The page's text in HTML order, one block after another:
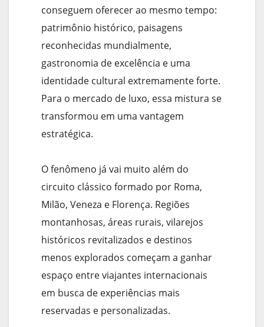
conseguem oferecer ao mesmo tempo:
patrimônio histórico, paisagens
reconhecidas mundialmente,
gastronomia de excelência e uma
identidade cultural extremamente forte.
Para o mercado de luxo, essa mistura se
transformou em uma vantagem
estratégica.
O fenômeno já vai muito além do
circuito clássico formado por Roma,
Milão, Veneza e Florença. Regiões
montanhosas, áreas rurais, vilarejos
históricos revitalizados e destinos
menos explorados começam a ganhar
espaço entre viajantes internacionais
em busca de experiências mais
reservadas e personalizadas.